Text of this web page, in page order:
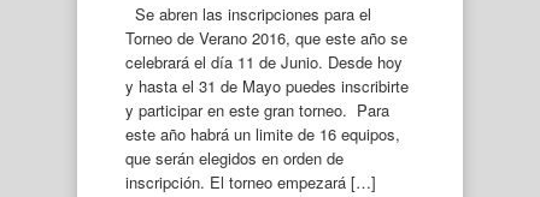
Se abren las inscripciones para el
Torneo de Verano 2016, que este año se
celebrará el día 11 de Junio. Desde hoy
y hasta el 31 de Mayo puedes inscribirte
y participar en este gran torneo. Para
este año habrá un limite de 16 equipos,
que serán elegidos en orden de
inscripción. El torneo empezará […]